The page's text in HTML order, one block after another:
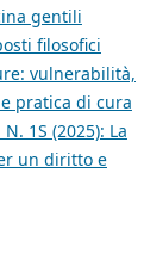
gentili
filosofici
vulnerabilità,
pratica di cura
1S (2025): La
un diritto e